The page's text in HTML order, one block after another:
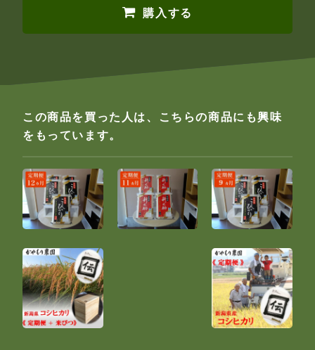
購入する
この商品を買った人は、こちらの商品にも興味
をもっています。